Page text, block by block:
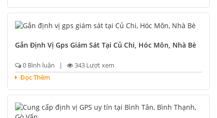
Gắn Định Vị Gps Giám Sát Tại Củ Chi, Hóc Môn, Nhà Bè
0 Bình luận |
343 Lượt xem
Đọc Thêm